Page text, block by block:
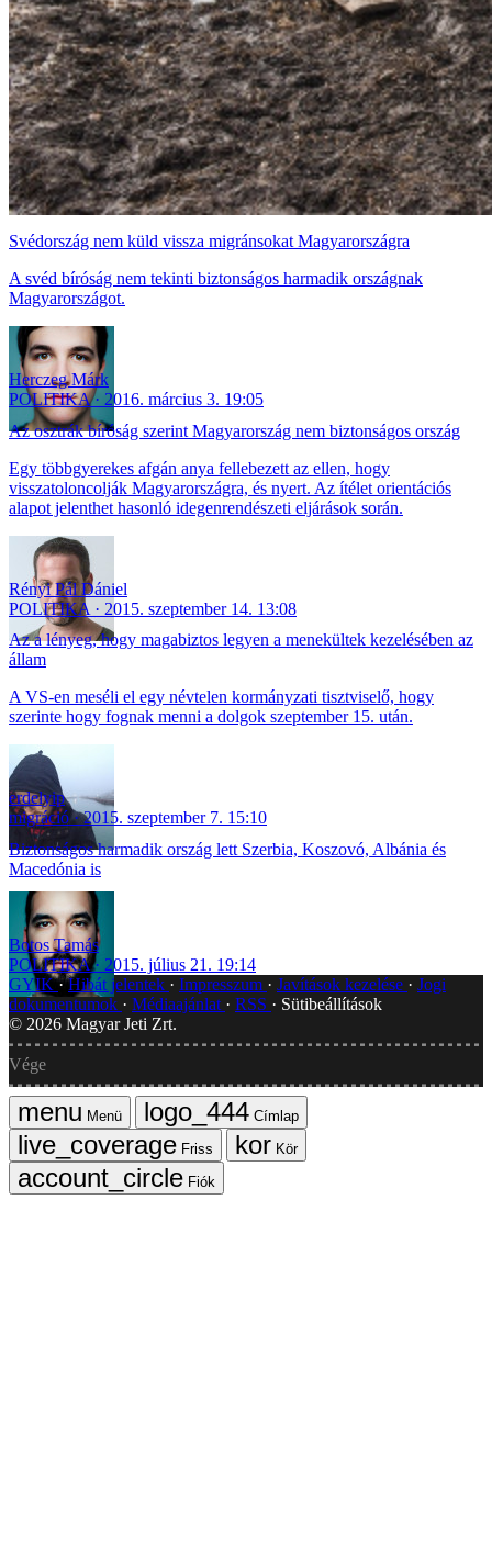
Svédország nem küld vissza migránsokat Magyarországra
A svéd bíróság nem tekinti biztonságos harmadik országnak
Magyarországot.
Herczeg Márk
POLITIKA
2016. március 3. 19:05
Az osztrák bíróság szerint Magyarország nem biztonságos ország
Egy többgyerekes afgán anya fellebezett az ellen, hogy
visszatoloncolják Magyarországra, és nyert. Az ítélet orientációs
alapot jelenthet hasonló idegenrendészeti eljárások során.
Rényi Pál Dániel
POLITIKA
2015. szeptember 14. 13:08
Az a lényeg, hogy magabiztos legyen a menekültek kezelésében az
állam
A VS-en meséli el egy névtelen kormányzati tisztviselő, hogy
szerinte hogy fognak menni a dolgok szeptember 15. után.
erdelyip
migráció
2015. szeptember 7. 15:10
Biztonságos harmadik ország lett Szerbia, Koszovó, Albánia és
Macedónia is
Botos Tamás
POLITIKA
2015. július 21. 19:14
GYIK Hibát jelentek Impresszum Javítások kezelése
Jogi
dokumentumok
Médiaajánlat RSS
Sütibeállítások
© 2026 Magyar Jeti Zrt.
Vége
Menü
Címlap
Friss
Kör
Fiók